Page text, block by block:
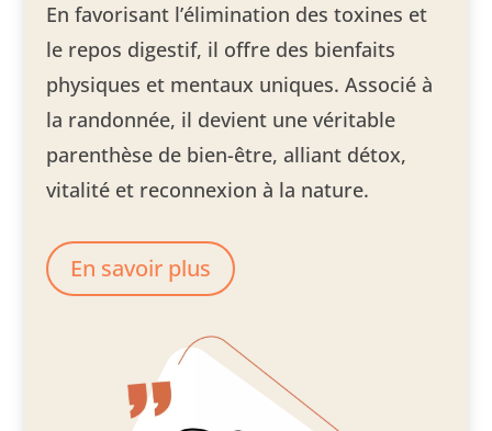
En favorisant l’élimination des toxines et
le repos digestif, il offre des bienfaits
physiques et mentaux uniques. Associé à
la randonnée, il devient une véritable
parenthèse de bien-être, alliant détox,
vitalité et reconnexion à la nature.
En savoir plus